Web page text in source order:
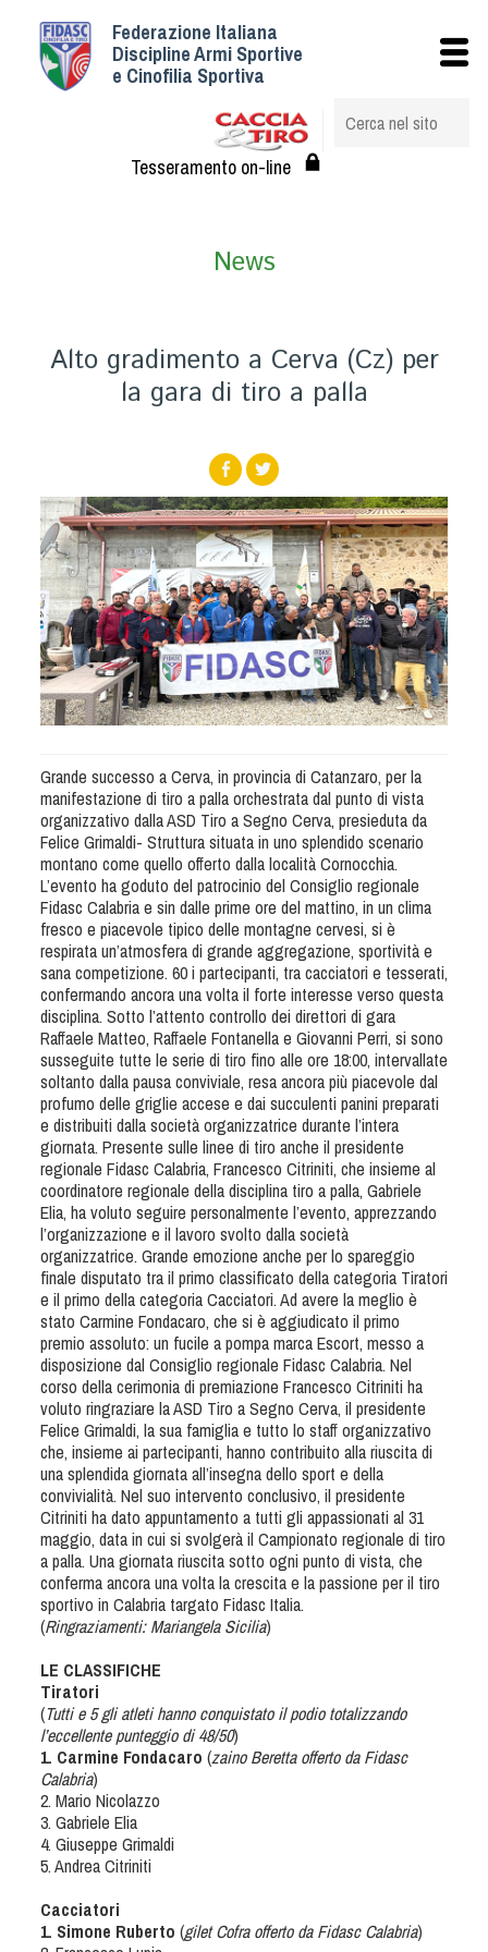
Federazione Italiana
Discipline Armi Sportive
e Cinofilia Sportiva
Tesseramento on-line
News
Alto gradimento a Cerva (Cz) per
la gara di tiro a palla
Grande successo a Cerva, in provincia di Catanzaro, per la
manifestazione di tiro a palla orchestrata dal punto di vista
organizzativo dalla ASD Tiro a Segno Cerva, presieduta da
Felice Grimaldi- Struttura situata in uno splendido scenario
montano come quello offerto dalla località Cornocchia.
L’evento ha goduto del patrocinio del Consiglio regionale
Fidasc Calabria e sin dalle prime ore del mattino, in un clima
fresco e piacevole tipico delle montagne cervesi, si è
respirata un’atmosfera di grande aggregazione, sportività e
sana competizione. 60 i partecipanti, tra cacciatori e tesserati,
confermando ancora una volta il forte interesse verso questa
disciplina. Sotto l’attento controllo dei direttori di gara
Raffaele Matteo, Raffaele Fontanella e Giovanni Perri, si sono
susseguite tutte le serie di tiro fino alle ore 18:00, intervallate
soltanto dalla pausa conviviale, resa ancora più piacevole dal
profumo delle griglie accese e dai succulenti panini preparati
e distribuiti dalla società organizzatrice durante l’intera
giornata. Presente sulle linee di tiro anche il presidente
regionale Fidasc Calabria, Francesco Citriniti, che insieme al
coordinatore regionale della disciplina tiro a palla, Gabriele
Elia, ha voluto seguire personalmente l’evento, apprezzando
l’organizzazione e il lavoro svolto dalla società
organizzatrice. Grande emozione anche per lo spareggio
finale disputato tra il primo classificato della categoria Tiratori
e il primo della categoria Cacciatori. Ad avere la meglio è
stato Carmine Fondacaro, che si è aggiudicato il primo
premio assoluto: un fucile a pompa marca Escort, messo a
disposizione dal Consiglio regionale Fidasc Calabria. Nel
corso della cerimonia di premiazione Francesco Citriniti ha
voluto ringraziare la ASD Tiro a Segno Cerva, il presidente
Felice Grimaldi, la sua famiglia e tutto lo staff organizzativo
che, insieme ai partecipanti, hanno contribuito alla riuscita di
una splendida giornata all’insegna dello sport e della
convivialità. Nel suo intervento conclusivo, il presidente
Citriniti ha dato appuntamento a tutti gli appassionati al 31
maggio, data in cui si svolgerà il Campionato regionale di tiro
a palla. Una giornata riuscita sotto ogni punto di vista, che
conferma ancora una volta la crescita e la passione per il tiro
sportivo in Calabria targato Fidasc Italia.
(Ringraziamenti: Mariangela Sicilia)
LE CLASSIFICHE
Tiratori
(Tutti e 5 gli atleti hanno conquistato il podio totalizzando
l’eccellente punteggio di 48/50)
1. Carmine Fondacaro (zaino Beretta offerto da Fidasc
Calabria)
2. Mario Nicolazzo
3. Gabriele Elia
4. Giuseppe Grimaldi
5. Andrea Citriniti
Cacciatori
1. Simone Ruberto (gilet Cofra offerto da Fidasc Calabria)
Istituzionale
Struttura
Albo Veterinari federali
Statuto e Regolamenti
Assicurazione
Convenzioni
Tesserati
Albo Fornitori
Referenti e gruppi di lavoro regionali
Scuole Federali
Tecnici
Direttori di Gara
Formazione
Calendario Manifestazioni
Organi di Giustizia - Dispositivi
Albo Atleti Cinofili
Guida Locandine Ufficiali
Tiro di Campagna
English e Training Sporting
Tiro a Palla
Tiro con l'arco da caccia
Field Target
Paintball
Softair
Cinofilia Sportiva
Agility
DiscDog
Dog Balance
Dog Trail
Dog Triathlon
Hoopers
Mantrailing
Nosework
Obedience
Rally Obedience
Ricerca Tartufo
Sheepdog
Sport acquatici